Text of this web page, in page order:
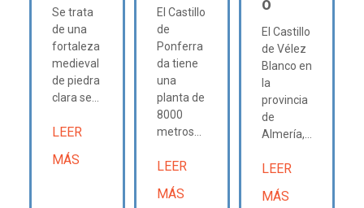
Se trata
de una
fortaleza
medieval
de piedra
clara se...
LEER
MÁS
El Castillo
de
Ponferra
da tiene
una
planta de
8000
metros...
LEER
MÁS
O
El Castillo
de Vélez
Blanco en
la
provincia
de
Almería,...
LEER
MÁS